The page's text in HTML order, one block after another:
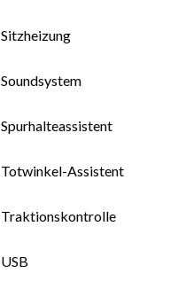
Sitzheizung
Soundsystem
Spurhalteassistent
Totwinkel-Assistent
Traktionskontrolle
USB